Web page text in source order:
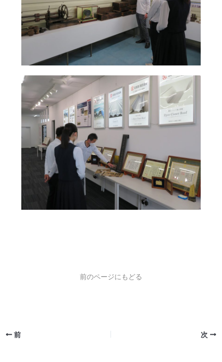
前のページにもどる
前 次